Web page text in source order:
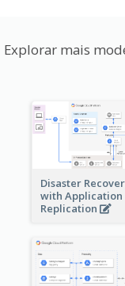
Explorar mais
Disaster
with Application
Replication